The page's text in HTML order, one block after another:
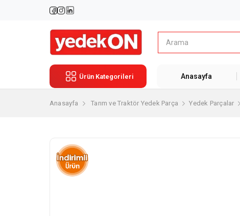
Ürün Kategorileri Anasayfa
Anasayfa Tarım ve Traktör Yedek Parça Yedek Parçalar